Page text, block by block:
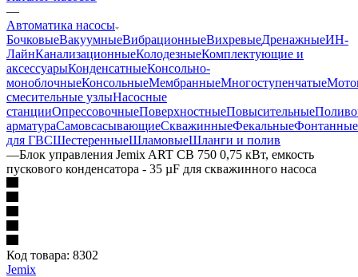
—
Автоматика насосы
БочковыеВакуумныеВибрационныеВихревыеДренажныеИН-
ЛайнКанализационныеКолодезныеКомплектующие и
аксессуарыКонденсатныеКонсольно-
моноблочныеКонсольныеМембранныеМногоступенчатые
смесительные узлыНасосные
станцииОпрессовочныеПоверхностныеПовысительные
арматураСамовсасывающиеСкважинныеФекальныеФонтанные
для ГВСШестеренныеШламовыеШланги и полив
—Блок управления Jemix ART CB 750 0,75 кВт, емкость
пускового конденсатора - 35 µF для скважинного насоса
Код товара: 8302
Jemix